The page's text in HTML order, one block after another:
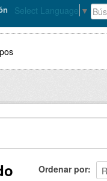
Select Language ▼
Ordenar por